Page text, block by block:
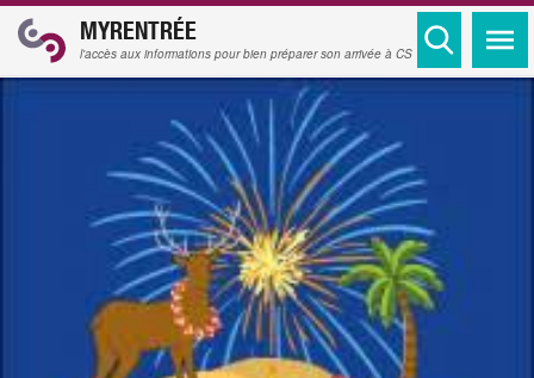
MYRENTRÉE
l'accès aux informations pour bien préparer son arrivée à CS